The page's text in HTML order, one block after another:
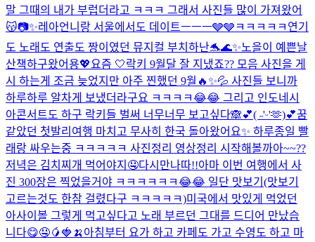
말 그때의 내가 부럽더라고 ㅋㅋㅋ 그래서 사진들 많이 가져왔어
😽📷✨레아언니랑 서울에서도 데이트ㅡㅡㅡ🩶🩶ㅋㅋㅋㅋㅋ 연기
도 노래도 연출도 짱이였던 뮤지컬 부치하난🐬🌊✨노을이 예쁜날
산책하구왔어용💖 요즘 🤍락키 9월달 잘 지냈죠?? 모음 사진을 게
시 하는게 조금 늦었지만 아주 찐했던 9월🔥✨💦 사진들 보니까
하루하루 알차게 보냈더라구요 ㅋㅋㅋㅋ😂😂 그리고 인도네시
아콘서트도 하구 락키들 벌써 너무너무 보고싶다🙈💕( ˶'ᵕ'🫶)💕꿈
같았던 첫발리여행 마치고 무사히 한국 돌아왔어요✨ 하루종일 빨
래랑 싸우는중 ㅋㅋㅋㅋㅋ 사진정리 영상정리 시작해볼까아~~??
저녁은 김치찌개 먹어야지🤤다시만나따!!아마 이번 여행에서 사
진 300장은 찍었을거야 ㅋㅋㅋㅋㅋㅋ😂😂 일단 맛보기(맛보기
고르는것도 한참 걸렸다구 ㅋㅋㅋㅋㅋ)미국에서 맛있게 먹었던
아사이볼 그렇게 먹고싶다고 노래 부르던 그대를 드디어 만났습
니다😋🤤🥭🍓🍌 아침부터 요가 하고 카페도 가고 수영도 하고 마